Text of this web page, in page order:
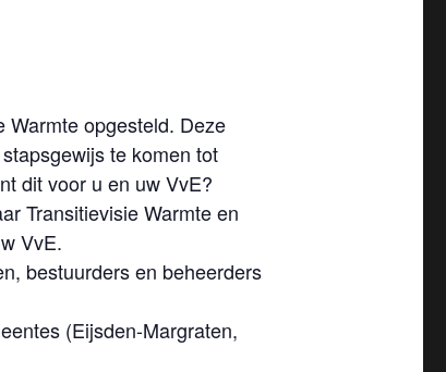
Warmte opgesteld. Deze
te komen tot
dit voor u en uw VvE?
Transitievisie Warmte en
VvE.
bestuurders en beheerders
(Eijsden-Margraten,